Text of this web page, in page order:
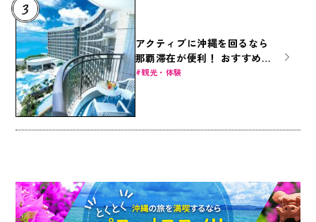
アクティブに沖縄を回るなら
那覇滞在が便利！ おすすめ那
覇ホテル8選
観光・体験